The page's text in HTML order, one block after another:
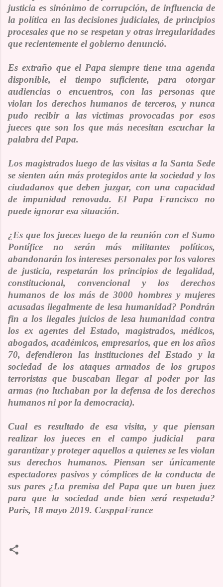
justicia es sinónimo de corrupción, de influencia de
la política en las decisiones judiciales, de principios
procesales que no se respetan y otras irregularidades
que recientemente el gobierno denunció.
Es extraño que el Papa siempre tiene una agenda
disponible, el tiempo suficiente, para otorgar
audiencias o encuentros, con las personas que
violan los derechos humanos de terceros, y nunca
pudo recibir a las victimas provocadas por esos
jueces que son los que más necesitan escuchar la
palabra del Papa.
Los magistrados luego de las visitas a la Santa Sede
se sienten aún más protegidos ante la sociedad y los
ciudadanos que deben juzgar, con una capacidad
de impunidad renovada. El Papa Francisco no
puede ignorar esa situación.
¿Es que los jueces luego de la reunión con el Sumo
Pontífice no serán más militantes políticos,
abandonarán los intereses personales por los valores
de justicia, respetarán los principios de legalidad,
constitucional, convencional y los derechos
humanos de los más de 3000 hombres y mujeres
acusadas ilegalmente de lesa humanidad? Pondrán
fin a los ilegales juicios de lesa humanidad contra
los ex agentes del Estado, magistrados, médicos,
abogados, académicos, empresarios, que en los años
70, defendieron las instituciones del Estado y la
sociedad de los ataques armados de los grupos
terroristas que buscaban llegar al poder por las
armas (no luchaban por la defensa de los derechos
humanos ni por la democracia).
Cual es resultado de esa visita, y que piensan
realizar los jueces en el campo judicial para
garantizar y proteger aquellos a quienes se les violan
sus derechos humanos. Piensan ser únicamente
espectadores pasivos y cómplices de la conducta de
sus pares ¿La premisa del Papa que un buen juez
para que la sociedad ande bien será respetada?
Paris, 18 mayo 2019. CasppaFrance